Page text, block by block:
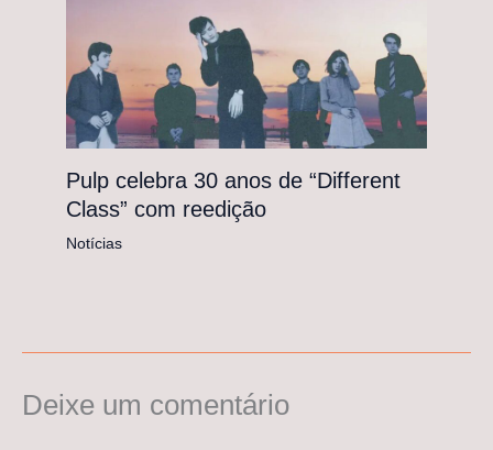
Pulp celebra 30 anos de “Different
Class” com reedição
Notícias
Deixe um comentário